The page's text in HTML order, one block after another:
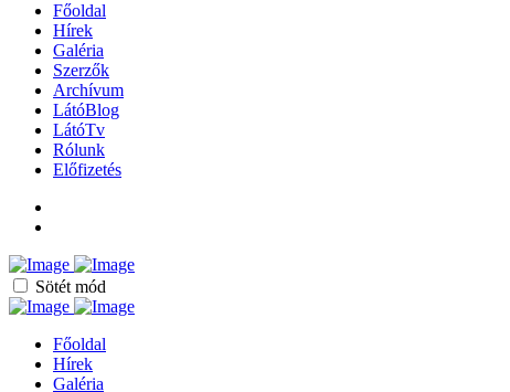
Főoldal
Hírek
Galéria
Szerzők
Archívum
LátóBlog
LátóTv
Rólunk
Előfizetés
Sötét mód
Főoldal
Hírek
Galéria